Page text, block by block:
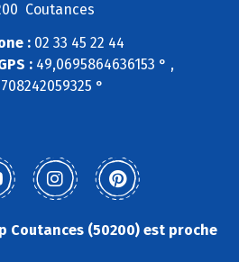
Coutances
:02 33 45 22 44
:49,0695864636153 ° ,
°
Coutances (50200) est proche